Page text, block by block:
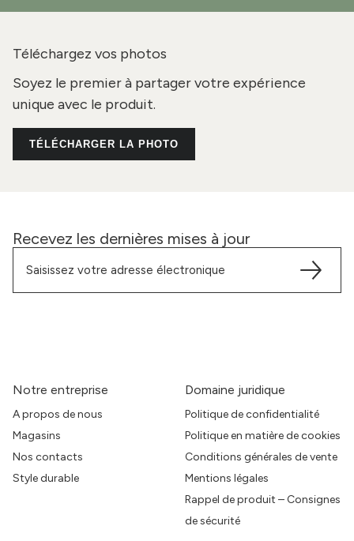
Téléchargez vos photos
Soyez le premier à partager votre expérience
unique avec le produit.
TÉLÉCHARGER LA PHOTO
Recevez les dernières mises à jour
Notre entreprise
A propos de nous
Magasins
Nos contacts
Style durable
Domaine juridique
Politique de confidentialité
Politique en matière de cookies
Conditions générales de vente
Mentions légales
Rappel de produit – Consignes
de sécurité